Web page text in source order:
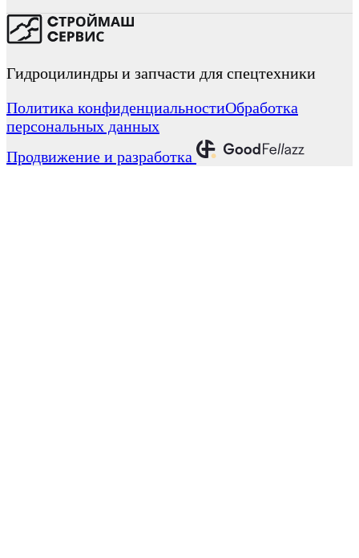
Гидроцилиндры и запчасти для спецтехники
Политика конфиденциальностиОбработка
персональных данных
Продвижение и разработка